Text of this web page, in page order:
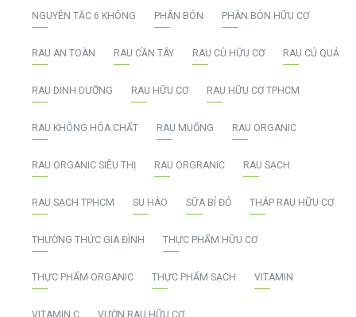
NGUYÊN TẮC 6 KHÔNG PHÂN BÓN PHÂN BÓN HỮU CƠ
RAU AN TOÀN RAU CẦN TÂY RAU CỦ HỮU CƠ RAU CỦ QUẢ
RAU DINH DƯỠNG RAU HỮU CƠ RAU HỮU CƠ TPHCM
RAU KHÔNG HÓA CHẤT RAU MUỐNG RAU ORGANIC
RAU ORGANIC SIÊU THỊ RAU ORGRANIC RAU SẠCH
RAU SẠCH TPHCM SU HÀO SỮA BÍ ĐỎ THÁP RAU HỮU CƠ
THƯỜNG THỨC GIA ĐÌNH THỰC PHẨM HỮU CƠ
THỰC PHẨM ORGANIC THỰC PHẨM SẠCH VITAMIN